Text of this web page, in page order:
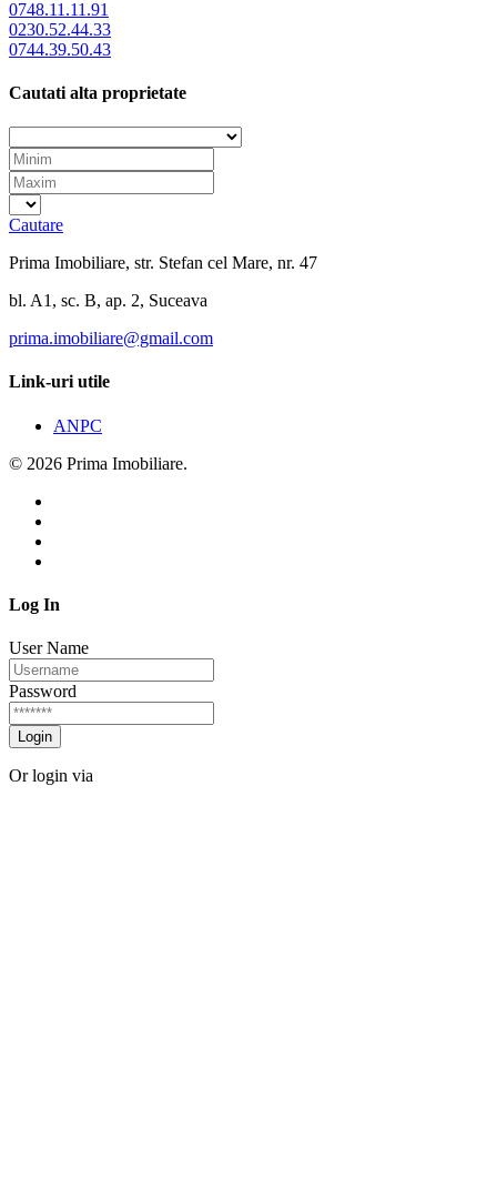
0748.11.11.91
0230.52.44.33
0744.39.50.43
Cautati alta proprietate
Cautare
Prima Imobiliare, str. Stefan cel Mare, nr. 47
bl. A1, sc. B, ap. 2, Suceava
prima.imobiliare@gmail.com
Link-uri utile
ANPC
© 2026 Prima Imobiliare.
Log In
User Name
Password
Login
Or login via